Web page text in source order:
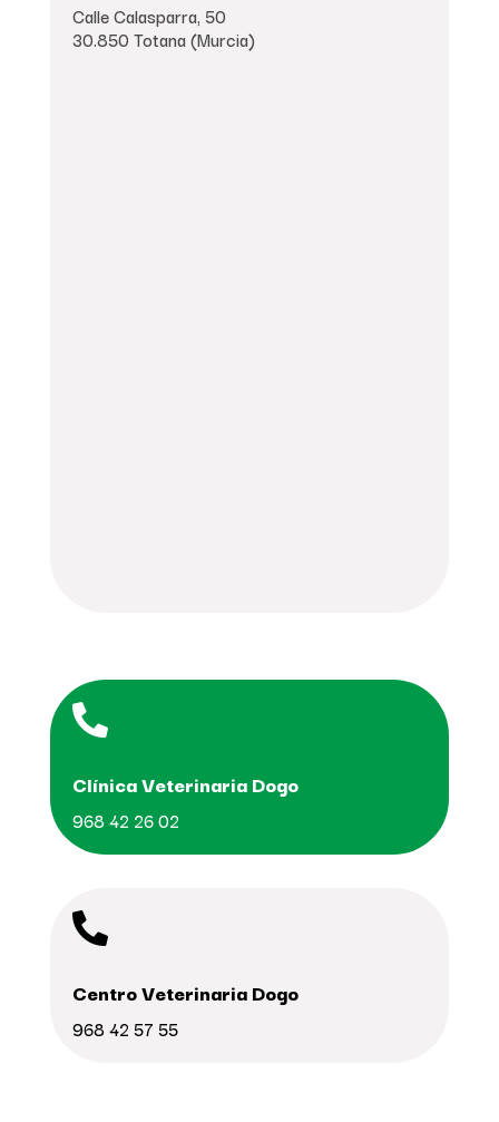
Calle Calasparra, 50
30.850 Totana (Murcia)

Clínica Veterinaria Dogo
968 42 26 02

Centro Veterinaria Dogo
968 42 57 55